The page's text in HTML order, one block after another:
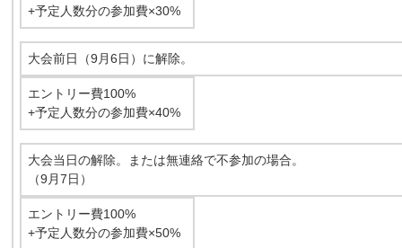
+予定人数分の参加費×30%
大会前日（9月6日）に解除。
エントリー費100%
+予定人数分の参加費×40%
大会当日の解除。または無連絡で不参加の場合。
（9月7日）
エントリー費100%
+予定人数分の参加費×50%